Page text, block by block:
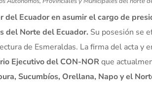
del Ecuador en asumir el cargo de
del Norte del Ecuador. Su posesión se
de Esmeraldas. La firma del acta y
Ejecutivo del CON-NORque
Sucumbíos, Orellana, Napo y el